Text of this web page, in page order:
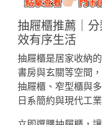
抽屜櫃推薦｜
效有序生活
抽屜櫃是居家收納
書房與玄關等空間
抽屜櫃、窄型櫃與
日系簡約與現代工